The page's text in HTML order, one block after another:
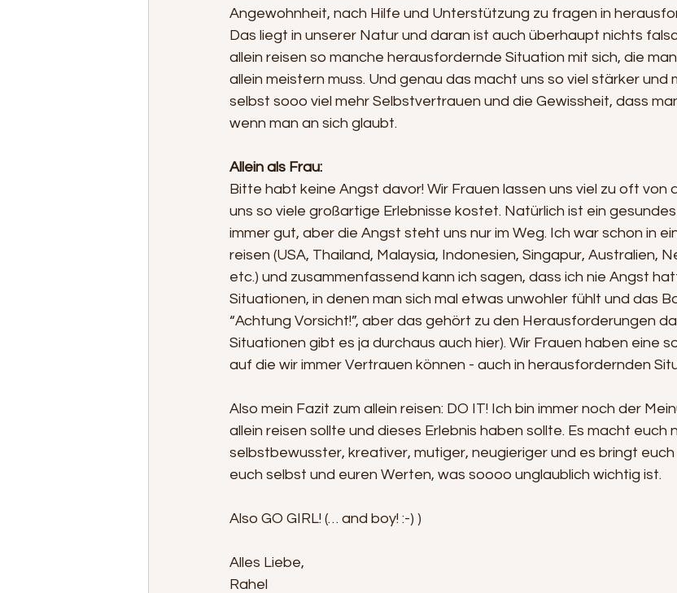
Angewohnheit, nach Hilfe und Unterstützung zu fragen in
Das liegt in unserer Natur und daran ist auch überhaupt nichts
allein reisen so manche herausfordernde Situation mit sich, die
allein meistern muss. Und genau das macht uns so viel stärker und
selbst sooo viel mehr Selbstvertrauen und die Gewissheit, dass
wenn man an sich glaubt.
Allein als Frau:
Bitte habt keine Angst davor! Wir Frauen lassen uns viel zu oft von
uns so viele großartige Erlebnisse kostet. Natürlich ist ein
immer gut, aber die Angst steht uns nur im Weg. Ich war schon in
reisen (USA, Thailand, Malaysia, Indonesien, Singapur, Australien,
etc.) und zusammenfassend kann ich sagen, dass ich nie Angst
Situationen, in denen man sich mal etwas unwohler fühlt und das
“Achtung Vorsicht!”, aber das gehört zu den Herausforderungen
Situationen gibt es ja durchaus auch hier). Wir Frauen haben eine
auf die wir immer Vertrauen können - auch in herausfordernden
Also mein Fazit zum allein reisen: DO IT! Ich bin immer noch der
allein reisen sollte und dieses Erlebnis haben sollte. Es macht euch
selbstbewusster, kreativer, mutiger, neugieriger und es bringt euch
euch selbst und euren Werten, was soooo unglaublich wichtig ist.
Also GO GIRL! (… and boy! :-) )
Alles Liebe,
Rahel